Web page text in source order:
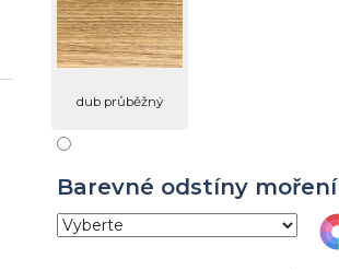
dub průběžný
Barevné odstíny moření